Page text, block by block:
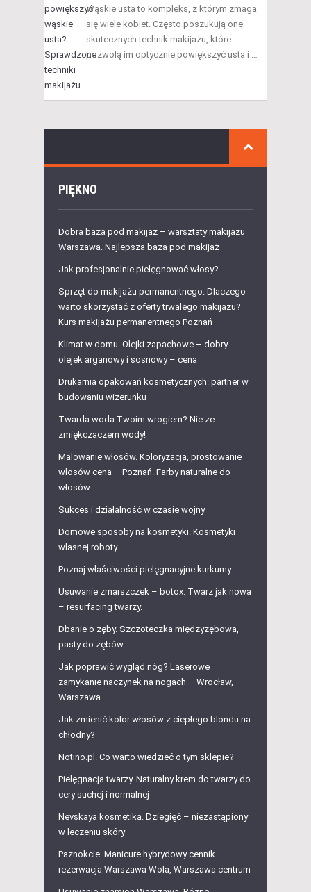
Wąskie usta to kompleks, z którym zmaga
się wiele kobiet. Często poszukują one
skutecznych technik makijażu, które
pozwolą im optycznie powiększyć usta i …
PIĘKNO
Dobra baza pod makijaż – warsztaty makijażu
Warszawa. Najlepsza baza pod makijaż
Jak profesjonalnie pielęgnować włosy?
Sprzęt do makijażu permanentnego. Dlaczego
warto skorzystać z oferty trwałego makijażu?
Kurs makijażu permanentnego Poznań
Klimat w domu. Olejki zapachowe – dobry
olejek arganowy i sosnowy – cena
Drukarnia opakowań kosmetycznych: partner w
budowaniu wizerunku
Twarda woda Twoim wrogiem? Nie ze
zmiękczaczem wody!
Malowanie włosów. Koloryzacja, prostowanie
włosów cena – Poznań. Farby naturalne do
włosów
Sukces i działalność w czasie wojny
Domowe sposoby na kosmetyki. Kosmetyki
własnej roboty
Poznaj właściwości pielęgnacyjne kurkumy
Usuwanie zmarszczek – botox. Twarz jak nowa
– resurfacing twarzy.
Dbanie o zęby. Szczoteczka międzyzębowa,
pasty do zębów
Jak poprawić wygląd nóg? Laserowe
zamykanie naczynek na nogach – Wrocław,
Warszawa
Jak zmienić kolor włosów z ciepłego blondu na
chłodny?
Notino.pl. Co warto wiedzieć o tym sklepie?
Pielęgnacja twarzy. Naturalny krem do twarzy do
cery suchej i normalnej
Nevskaya kosmetika. Dziegięć – niezastąpiony
w leczeniu skóry
Paznokcie. Manicure hybrydowy cennik –
rezerwacja Warszawa Wola, Warszawa centrum